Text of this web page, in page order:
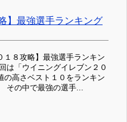
】最強選手ランキング
１８攻略】最強選手ランキン
は「ウイニングイレブン２０
の高さベスト１０をランキン
その中で最強の選手...